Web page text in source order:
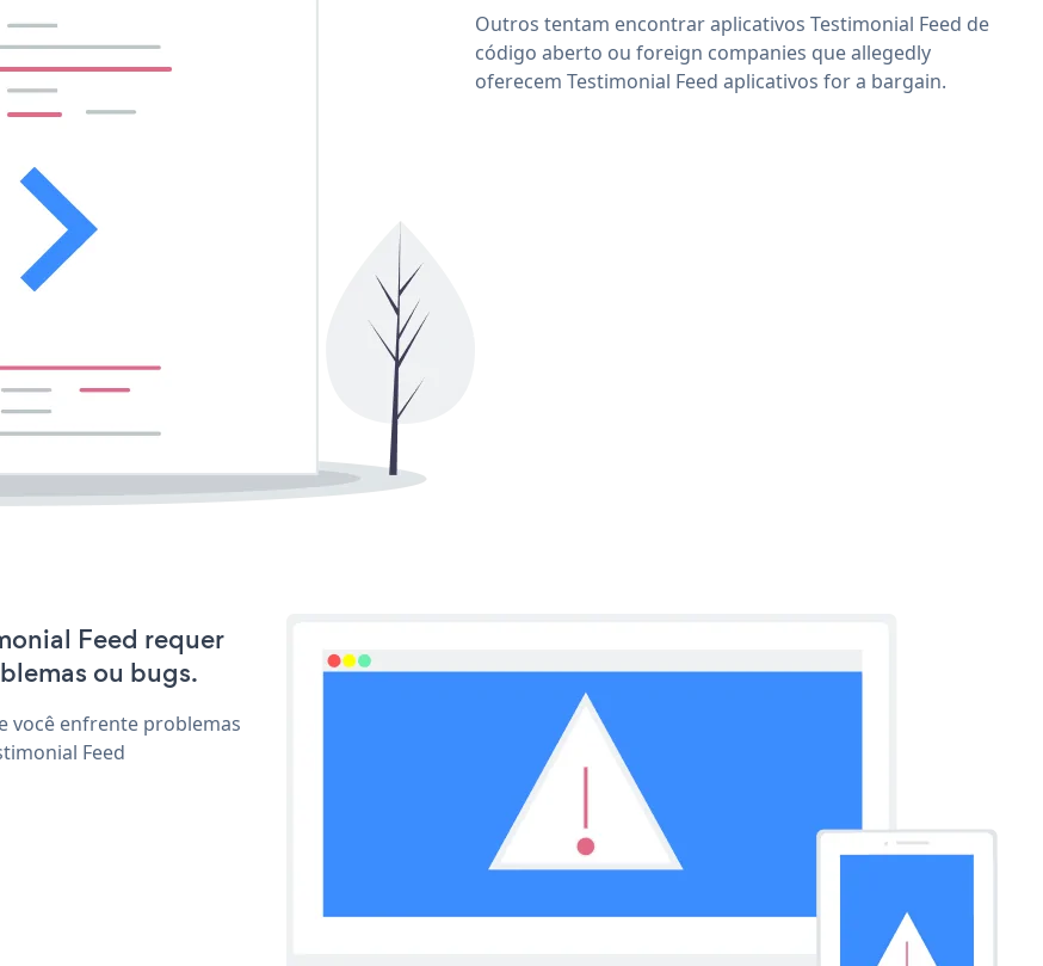
Outros tentam encontrar aplicativos Testimonial Feed de
código aberto ou foreign companies que allegedly
oferecem Testimonial Feed aplicativos for a bargain.
Feed requer
ou bugs.
você enfrente problemas
Feed